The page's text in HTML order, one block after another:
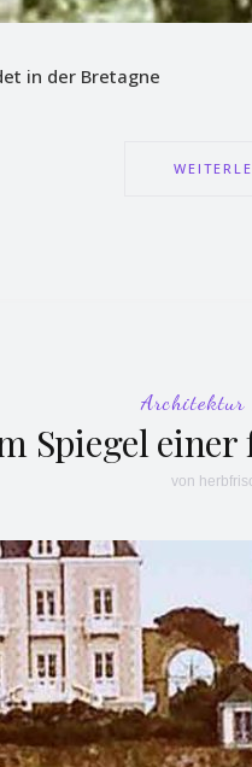
in der Bretagne
Architektur
Spiegel einer
von